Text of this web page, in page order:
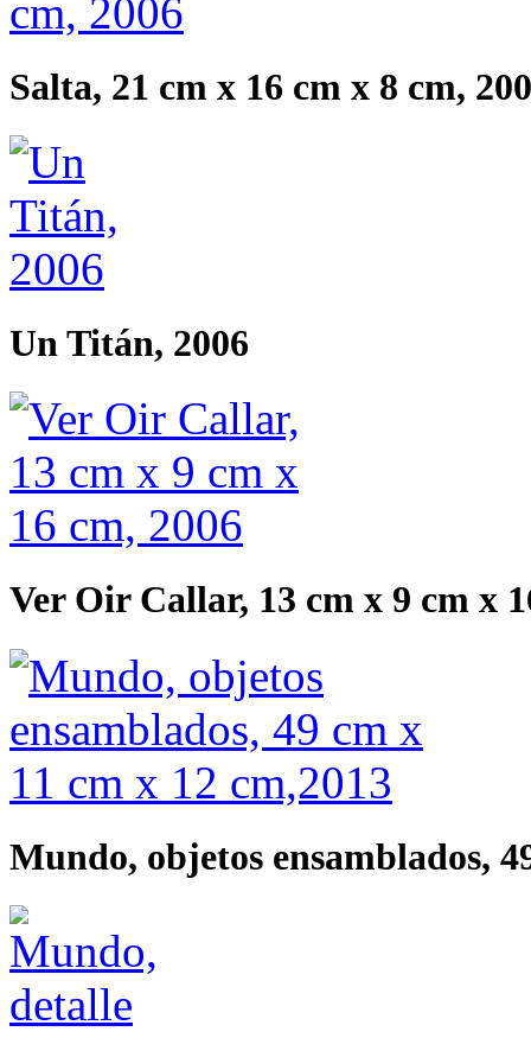
Salta, 21 cm x 16 cm x 8 cm,
Un Titán, 2006
Ver Oir Callar, 13 cm x 9 cm x
Mundo, objetos ensamblados,